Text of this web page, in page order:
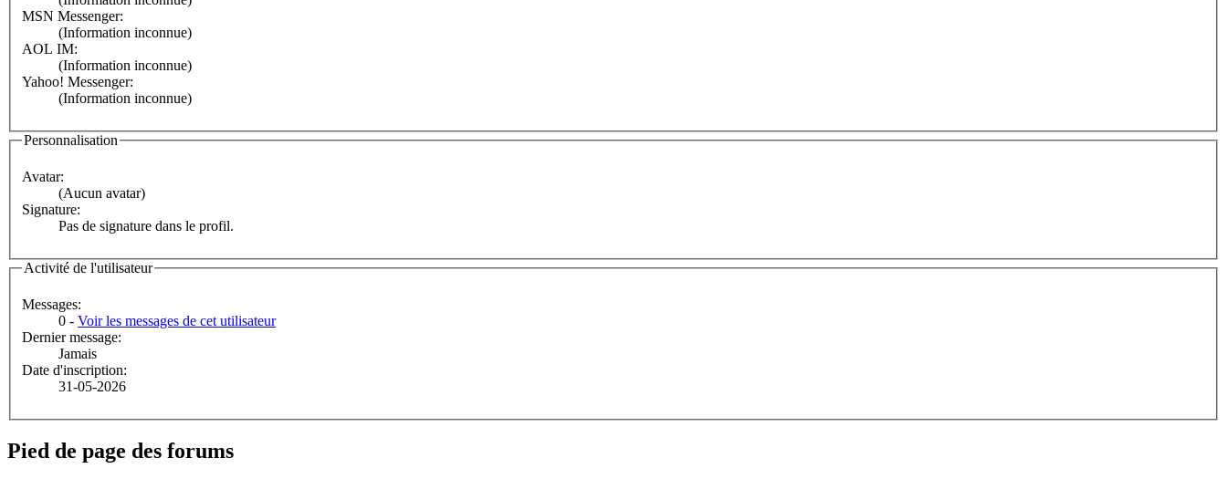
MSN Messenger:
(Information inconnue)
AOL IM:
(Information inconnue)
Yahoo! Messenger:
(Information inconnue)
Personnalisation
Avatar:
(Aucun avatar)
Signature:
Pas de signature dans le profil.
Activité de l'utilisateur
Messages:
0 - Voir les messages de cet utilisateur
Dernier message:
Jamais
Date d'inscription:
31-05-2026
Pied de page des forums